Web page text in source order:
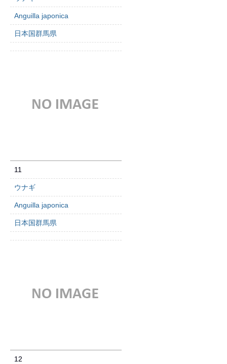
Anguilla japonica
日本国群馬県
11
ウナギ
Anguilla japonica
日本国群馬県
12